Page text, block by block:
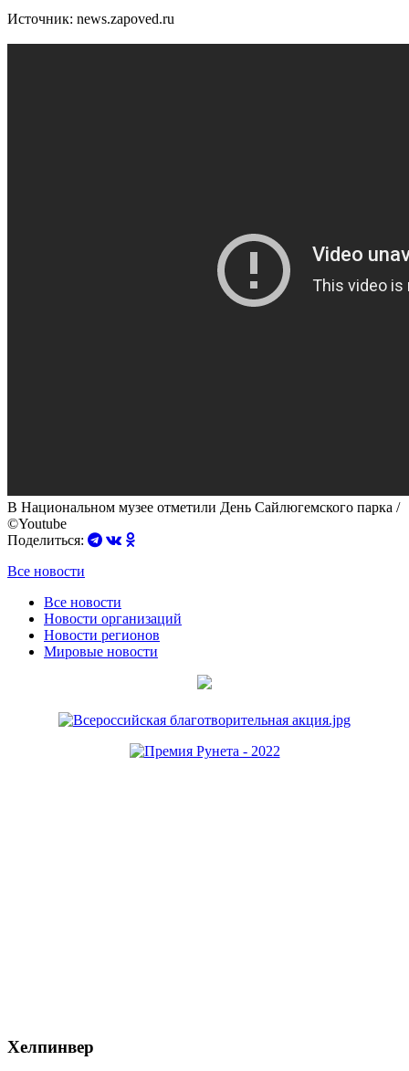
Источник: news.zapoved.ru
В Национальном музее отметили День Сайлюгемского парка /
©Youtube
Поделиться:
Все новости
Все новости
Новости организаций
Новости регионов
Мировые новости
Хелпинвер